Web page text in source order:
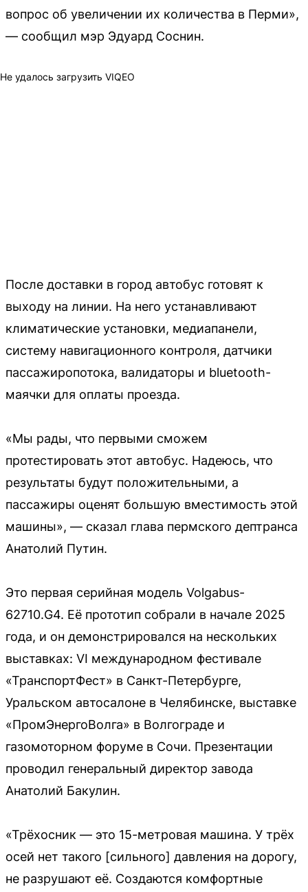
вопрос об увеличении их количества в Перми»,
— сообщил мэр Эдуард Соснин.
Не удалось загрузить VIQEO
После доставки в город автобус готовят к
выходу на линии. На него устанавливают
климатические установки, медиапанели,
систему навигационного контроля, датчики
пассажиропотока, валидаторы и bluetooth-
маячки для оплаты проезда.
«Мы рады, что первыми сможем
протестировать этот автобус. Надеюсь, что
результаты будут положительными, а
пассажиры оценят большую вместимость этой
машины», — сказал глава пермского дептранса
Анатолий Путин.
Это первая серийная модель Volgabus-
62710.G4. Её прототип собрали в начале 2025
года, и он демонстрировался на нескольких
выставках: VI международном фестивале
«ТранспортФест» в Санкт-Петербурге,
Уральском автосалоне в Челябинске, выставке
«ПромЭнергоВолга» в Волгограде и
газомоторном форуме в Сочи. Презентации
проводил генеральный директор завода
Анатолий Бакулин.
«Трёхосник — это 15-метровая машина. У трёх
осей нет такого [сильного] давления на дорогу,
не разрушают её. Создаются комфортные